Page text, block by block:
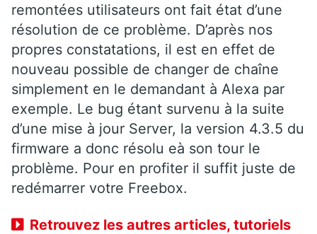
remontées utilisateurs ont fait état d’une
résolution de ce problème. D’après nos
propres constatations, il est en effet de
nouveau possible de changer de chaîne
simplement en le demandant à Alexa par
exemple. Le bug étant survenu à la suite
d’une mise à jour Server, la version 4.3.5 du
firmware a donc résolu eà son tour le
problème. Pour en profiter il suffit juste de
redémarrer votre Freebox.
Retrouvez les autres articles, tutoriels